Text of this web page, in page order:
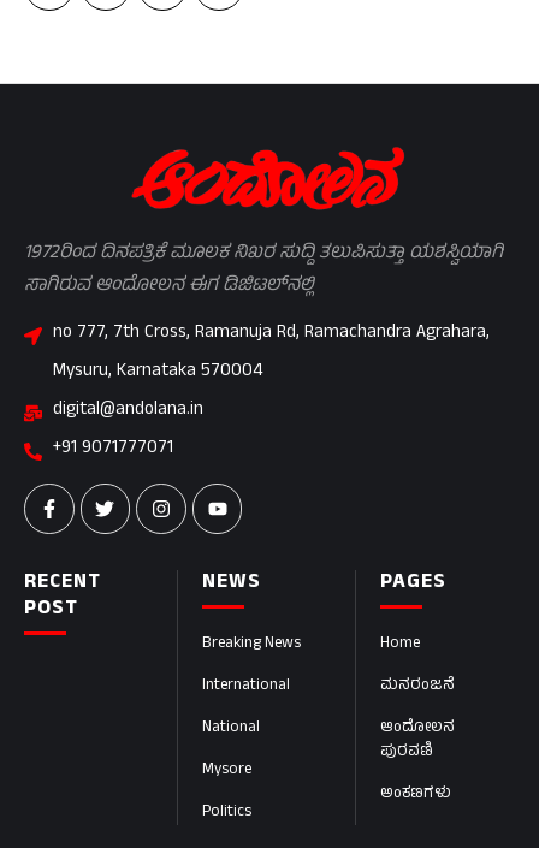
PAGES
Home
ಮನರಂಜನೆ
ಆಂದೋಲನ
ಪುರವಣಿ
ಅಂಕಣಗಳು
NEWS
Breaking News
International
National
Mysore
Politics
RECENT
POST
1972ರಿಂದ ದಿನಪತ್ರಿಕೆ ಮೂಲಕ ನಿಖರ ಸುದ್ದಿ ತಲುಪಿಸುತ್ತಾ ಯಶಸ್ವಿಯಾಗಿ
ಸಾಗಿರುವ ಆಂದೋಲನ ಈಗ ಡಿಜಿಟಲ್‌ನಲ್ಲಿ
no 777, 7th Cross, Ramanuja Rd, Ramachandra Agrahara,
Mysuru, Karnataka 570004
digital@andolana.in
+91 9071777071